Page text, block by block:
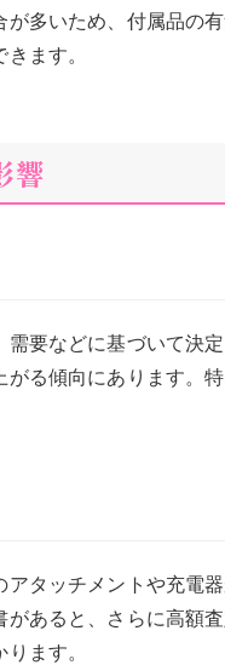
多いため、付属品の
ます。
響
要などに基づいて決
る傾向にあります。
タッチメントや充電
あると、さらに高額
ます。